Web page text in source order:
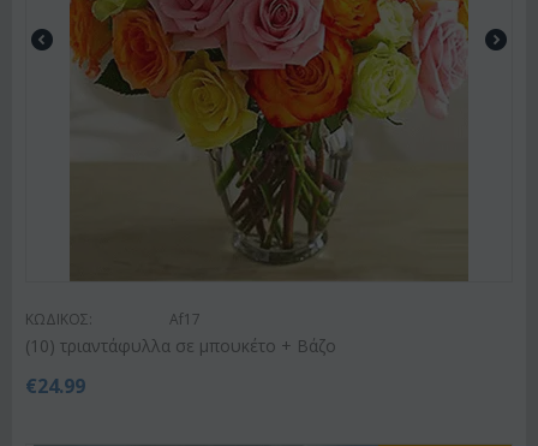
ΚΩΔΙΚΟΣ: Af17
(10) τριαντάφυλλα σε μπουκέτο + Βάζο
€24.99